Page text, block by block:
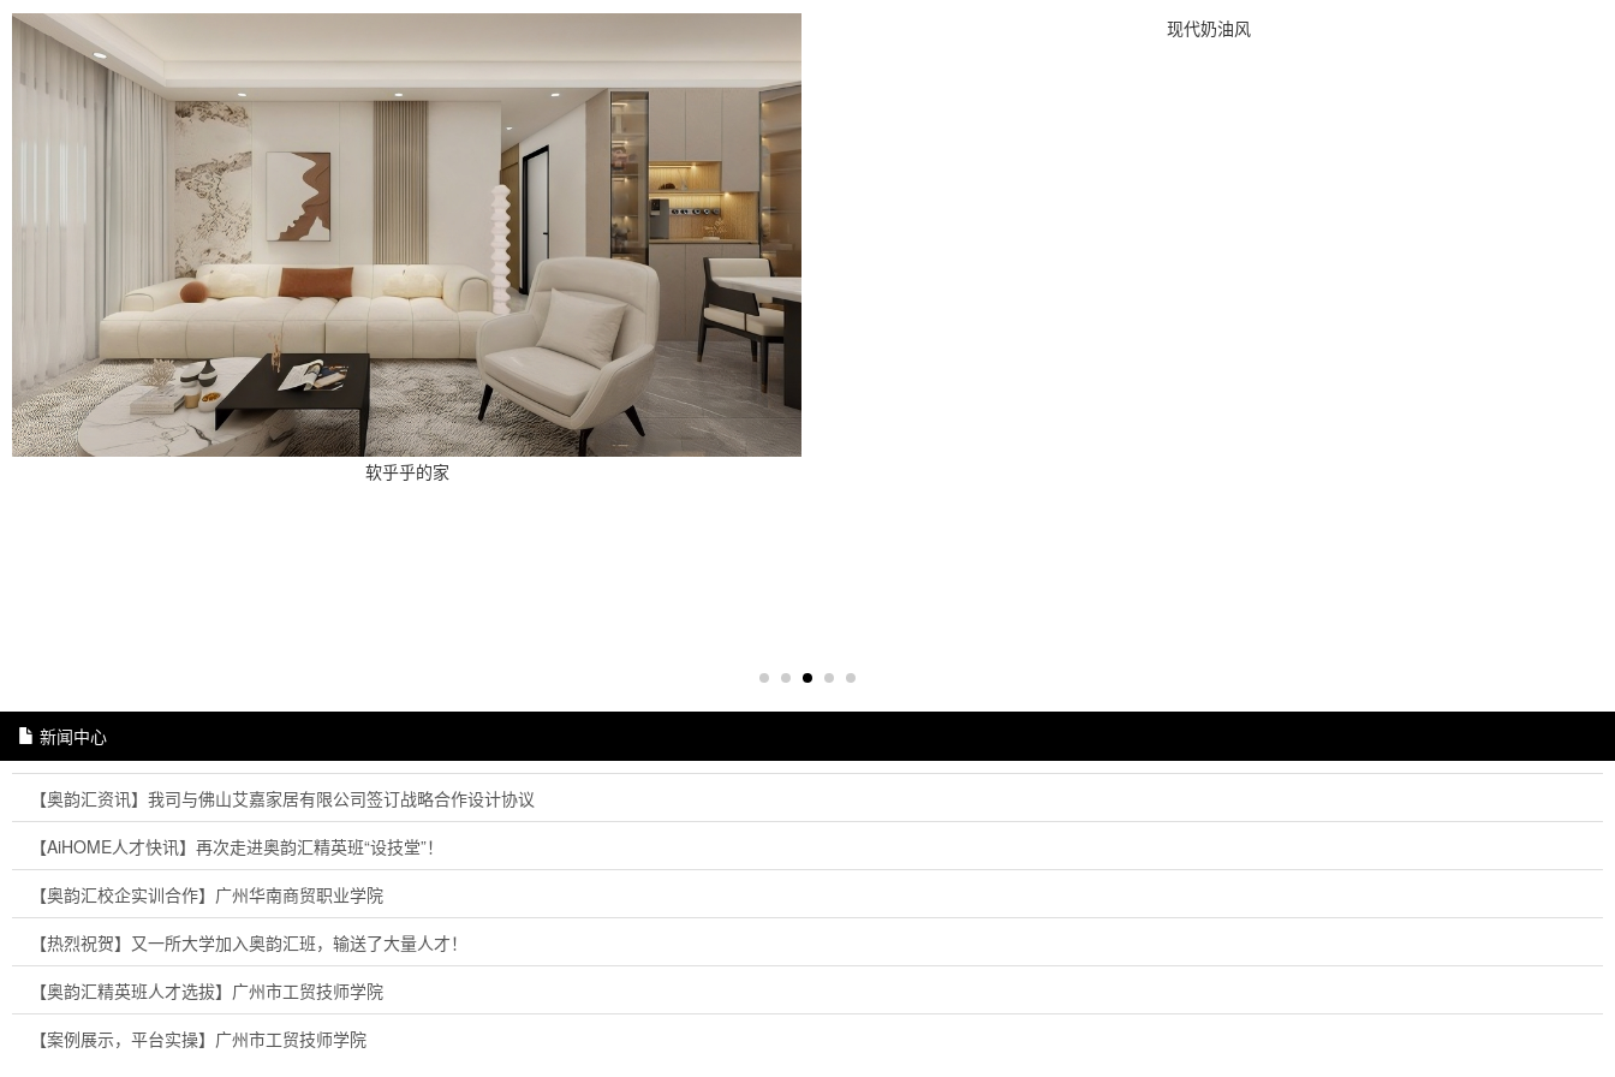
软乎乎的家
现代奶油风
新闻中心
【奥韵汇资讯】我司与佛山艾嘉家居有限公司签订战略合作设计协议
【AiHOME人才快讯】再次走进奥韵汇精英班“设技堂”！
【奥韵汇校企实训合作】广州华南商贸职业学院
【热烈祝贺】又一所大学加入奥韵汇班，输送了大量人才！
【奥韵汇精英班人才选拔】广州市工贸技师学院
【案例展示，平台实操】广州市工贸技师学院